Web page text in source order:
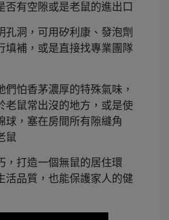
否有空隙或是老鼠的進出口
孔洞，可用矽利康、發泡劑
填補，或是直接找專業團隊
們怕香茅濃厚的特殊氣味，
老鼠常出沒的地方，或是使
球，塞在房間所有隙縫角
鼠
，打造一個無鼠的居住環
活品質，也能保護家人的健